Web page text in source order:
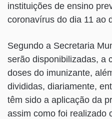
instituições de ensino
coronavírus do dia 11 ao
Segundo a Secretaria
serão disponibilizadas, a
doses do imunizante,
divididas, diariamente,
têm sido a aplicação da
assim como foi realizado